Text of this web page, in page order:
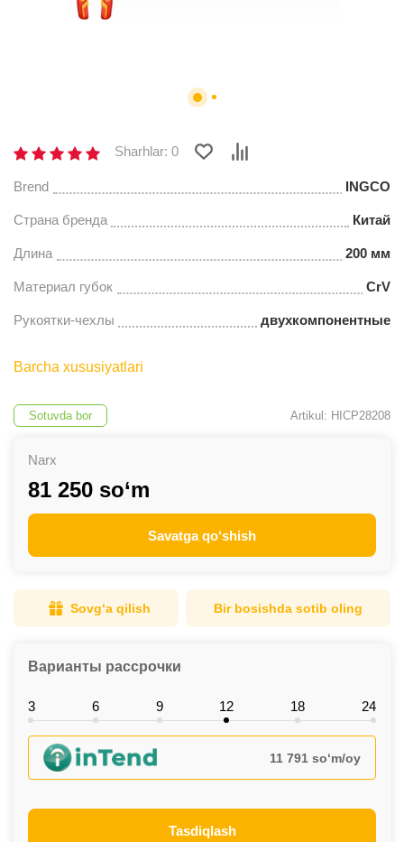
Sharhlar: 0
Brend INGCO
Страна бренда Китай
Длина 200 мм
Материал губок CrV
Рукоятки-чехлы двухкомпонентные
Barcha xususiyatlari
Sotuvda bor Artikul: HICP28208
Narx
81 250 so‘m
Savatga qo‘shish
Sovg‘a qilish Bir bosishda sotib oling
Варианты рассрочки
3 6 9 12 18 24
11 791 so‘m/oy
Tasdiqlash